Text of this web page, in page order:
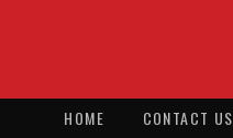
HOME CONTACT US